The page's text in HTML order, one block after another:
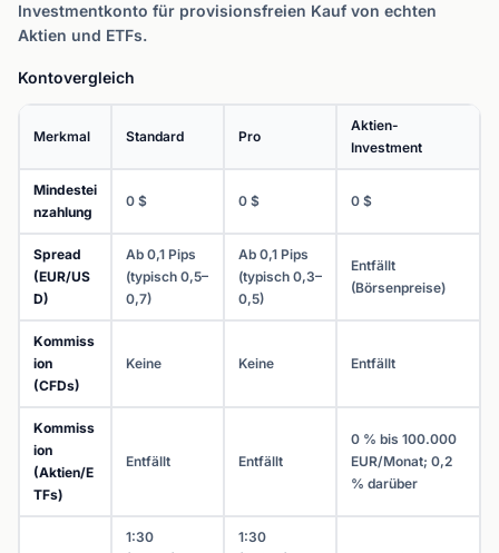
Investmentkonto für provisionsfreien Kauf von echten
Aktien und ETFs.
Kontovergleich
Merkmal Standard Pro
Aktien-
Investment
Mindestei
nzahlung
0 $ 0 $ 0 $
Spread
(EUR/US
D)
Ab 0,1 Pips
(typisch 0,5–
0,7)
Ab 0,1 Pips
(typisch 0,3–
0,5)
Entfällt
(Börsenpreise)
Kommiss
ion
(CFDs)
Keine Keine Entfällt
Kommiss
ion
(Aktien/E
TFs)
Entfällt Entfällt
0 % bis 100.000
EUR/Monat; 0,2
% darüber
1:30
1:30